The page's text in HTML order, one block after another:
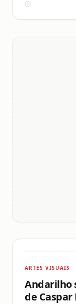
ARTES VISUAIS
Andarilho
de